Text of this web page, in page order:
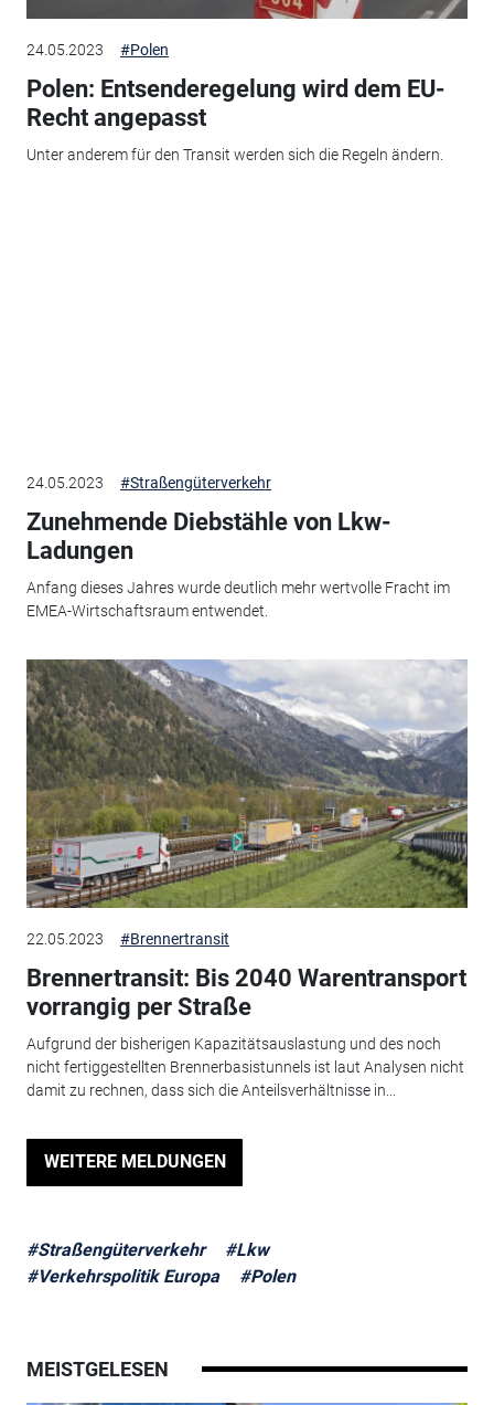
24.05.2023 #Polen
Polen: Entsenderegelung wird dem EU-
Recht angepasst
Unter anderem für den Transit werden sich die Regeln ändern.
24.05.2023 #Straßengüterverkehr
Zunehmende Diebstähle von Lkw-
Ladungen
Anfang dieses Jahres wurde deutlich mehr wertvolle Fracht im
EMEA-Wirtschaftsraum entwendet.
22.05.2023 #Brennertransit
Brennertransit: Bis 2040 Warentransport
vorrangig per Straße
Aufgrund der bisherigen Kapazitätsauslastung und des noch
nicht fertiggestellten Brennerbasistunnels ist laut Analysen nicht
damit zu rechnen, dass sich die Anteilsverhältnisse in...
WEITERE MELDUNGEN
#Straßengüterverkehr
#Lkw
#Verkehrspolitik Europa
#Polen
MEISTGELESEN